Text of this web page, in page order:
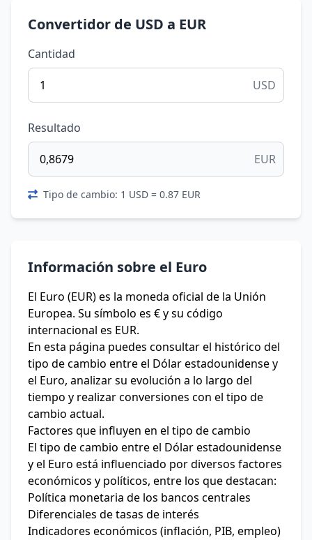
Convertidor de USD a EUR
Cantidad
USD
Resultado
EUR
Tipo de cambio: 1 USD = 0.87 EUR
Información sobre el Euro
El Euro (EUR) es la moneda oficial de la Unión
Europea. Su símbolo es € y su código
internacional es EUR.
En esta página puedes consultar el histórico del
tipo de cambio entre el Dólar estadounidense y
el Euro, analizar su evolución a lo largo del
tiempo y realizar conversiones con el tipo de
cambio actual.
Factores que influyen en el tipo de cambio
El tipo de cambio entre el Dólar estadounidense
y el Euro está influenciado por diversos factores
económicos y políticos, entre los que destacan:
Política monetaria de los bancos centrales
Diferenciales de tasas de interés
Indicadores económicos (inflación, PIB, empleo)